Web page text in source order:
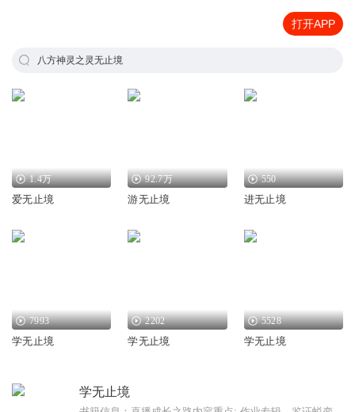
打开APP
八方神灵之灵无止境
1.4万
爱无止境
92.7万
游无止境
550
进无止境
7993
学无止境
2202
学无止境
5528
学无止境
学无止境